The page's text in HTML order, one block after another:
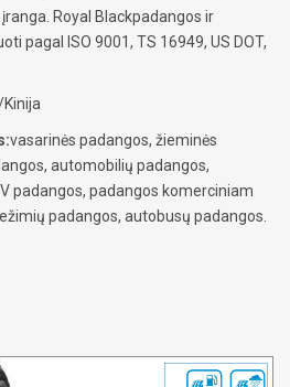
Royal Blackpadangos ir
pagal ISO 9001, TS 16949, US DOT,
vasarinės padangos, žieminės
automobilių padangos,
padangos, padangos komerciniam
padangos, autobusų padangos.